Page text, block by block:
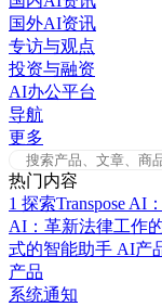
国外AI资讯
专访与观点
投资与融资
AI办公平台
导航
更多
热门内容
1 探索Transpose AI
AI：革新法律工作
式的智能助手 AI产
产品
系统通知